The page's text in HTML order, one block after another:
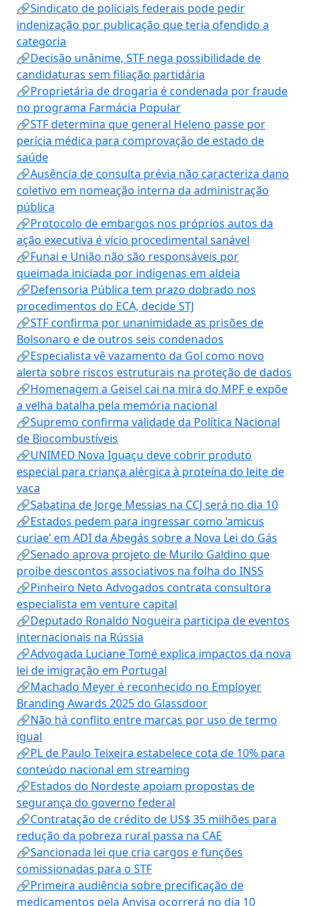
🔗Sindicato de policiais federais pode pedir
indenização por publicação que teria ofendido a
categoria
🔗Decisão unânime, STF nega possibilidade de
candidaturas sem filiação partidária
🔗Proprietária de drogaria é condenada por fraude
no programa Farmácia Popular
🔗STF determina que general Heleno passe por
perícia médica para comprovação de estado de
saúde
🔗Ausência de consulta prévia não caracteriza dano
coletivo em nomeação interna da administração
pública
🔗Protocolo de embargos nos próprios autos da
ação executiva é vício procedimental sanável
🔗Funai e União não são responsáveis por
queimada iniciada por indígenas em aldeia
🔗Defensoria Pública tem prazo dobrado nos
procedimentos do ECA, decide STJ
🔗STF confirma por unanimidade as prisões de
Bolsonaro e de outros seis condenados
🔗Especialista vê vazamento da Gol como novo
alerta sobre riscos estruturais na proteção de dados
🔗Homenagem a Geisel cai na mira do MPF e expõe
a velha batalha pela memória nacional
🔗Supremo confirma validade da Política Nacional
de Biocombustíveis
🔗UNIMED Nova Iguaçu deve cobrir produto
especial para criança alérgica à proteína do leite de
vaca
🔗Sabatina de Jorge Messias na CCJ será no dia 10
🔗Estados pedem para ingressar como ‘amicus
curiae’ em ADI da Abegás sobre a Nova Lei do Gás
🔗Senado aprova projeto de Murilo Galdino que
proíbe descontos associativos na folha do INSS
🔗Pinheiro Neto Advogados contrata consultora
especialista em venture capital
🔗Deputado Ronaldo Nogueira participa de eventos
internacionais na Rússia
🔗Advogada Luciane Tomé explica impactos da nova
lei de imigração em Portugal
🔗Machado Meyer é reconhecido no Employer
Branding Awards 2025 do Glassdoor
🔗Não há conflito entre marcas por uso de termo
igual
🔗PL de Paulo Teixeira estabelece cota de 10% para
conteúdo nacional em streaming
🔗Estados do Nordeste apoiam propostas de
segurança do governo federal
🔗Contratação de crédito de US$ 35 milhões para
redução da pobreza rural passa na CAE
🔗Sancionada lei que cria cargos e funções
comissionadas para o STF
🔗Primeira audiência sobre precificação de
medicamentos pela Anvisa ocorrerá no dia 10